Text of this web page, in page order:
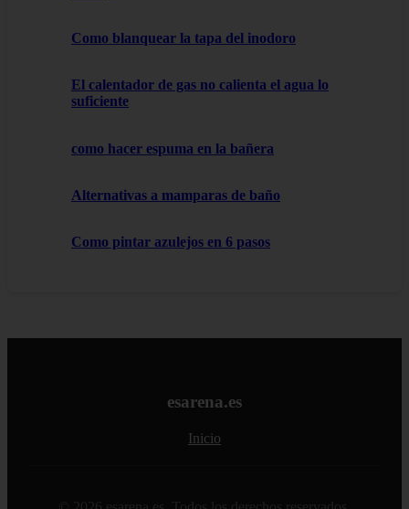
Como blanquear la tapa del inodoro
El calentador de gas no calienta el agua lo
suficiente
como hacer espuma en la bañera
Alternativas a mamparas de baño
Como pintar azulejos en 6 pasos
esarena.es
Inicio